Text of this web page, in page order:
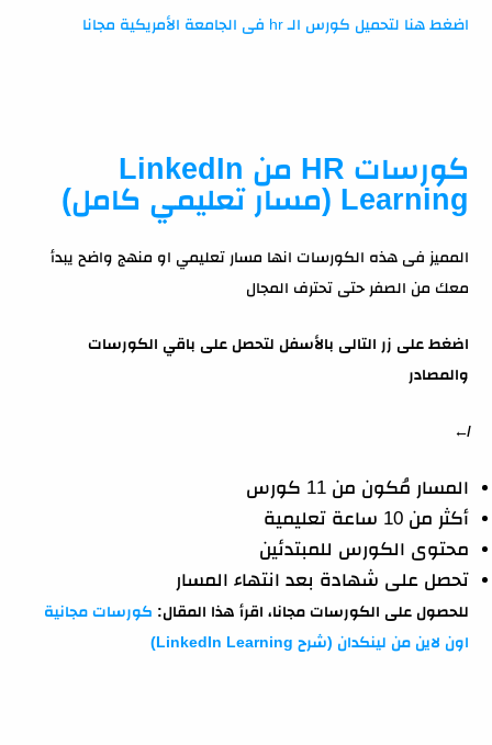
اضغط هنا لتحميل كورس الـ hr فى الجامعة الأمريكية مجانا
كورسات HR من LinkedIn
Learning (مسار تعليمي كامل)
المميز فى هذه الكورسات انها مسار تعليمي او منهج واضح يبدأ
معك من الصفر حتى تحترف المجال
اضغط على زر التالى بالأسفل لتحصل على باقي الكورسات
والمصادر
↚
المسار مُكون من 11 كورس
أكثر من 10 ساعة تعليمية
محتوى الكورس للمبتدئين
تحصل على شهادة بعد انتهاء المسار
للحصول على الكورسات مجانا، اقرأ هذا المقال: كورسات مجانية
اون لاين من لينكدان (شرح LinkedIn Learning)